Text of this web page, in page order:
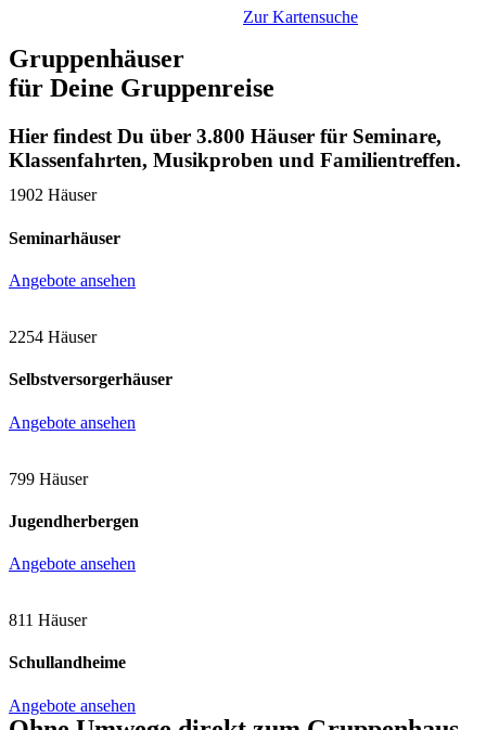
Zur Kartensuche
Gruppenhäuser
für Deine Gruppenreise
Hier findest Du über 3.800 Häuser für Seminare,
Klassenfahrten, Musikproben und Familientreffen.
1902 Häuser
Seminarhäuser
Angebote ansehen
2254 Häuser
Selbstversorgerhäuser
Angebote ansehen
799 Häuser
Jugendherbergen
Angebote ansehen
811 Häuser
Schullandheime
Angebote ansehen